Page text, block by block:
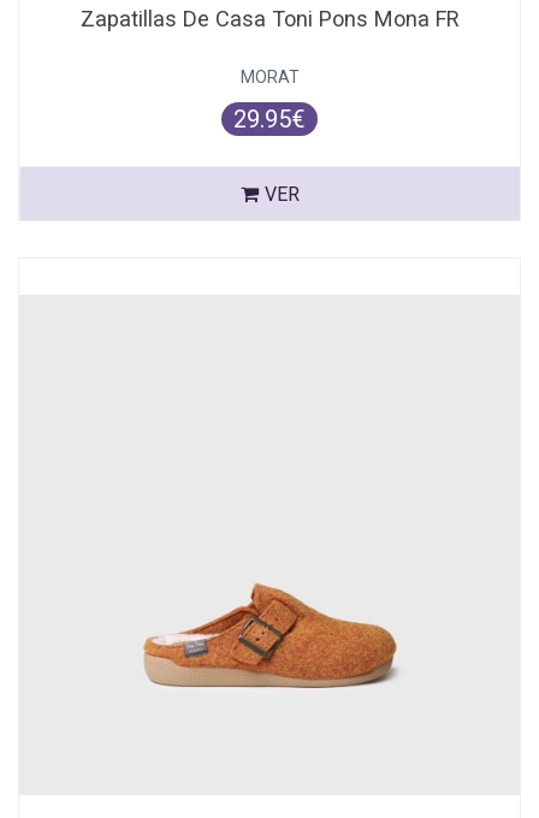
Zapatillas De Casa Toni Pons Mona FR
MORAT
29.95€
VER